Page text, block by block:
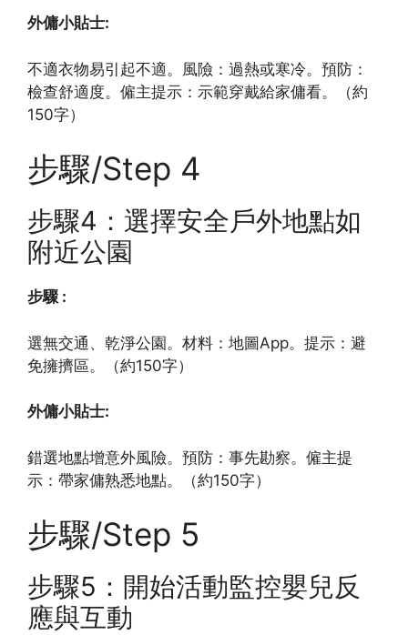
外傭小貼士:
不適衣物易引起不適。風險：過熱或寒冷。預防：
檢查舒適度。僱主提示：示範穿戴給家傭看。（約
150字）
步驟/Step 4
步驟4：選擇安全戶外地點如
附近公園
步驟 :
選無交通、乾淨公園。材料：地圖App。提示：避
免擁擠區。（約150字）
外傭小貼士:
錯選地點增意外風險。預防：事先勘察。僱主提
示：帶家傭熟悉地點。（約150字）
步驟/Step 5
步驟5：開始活動監控嬰兒反
應與互動